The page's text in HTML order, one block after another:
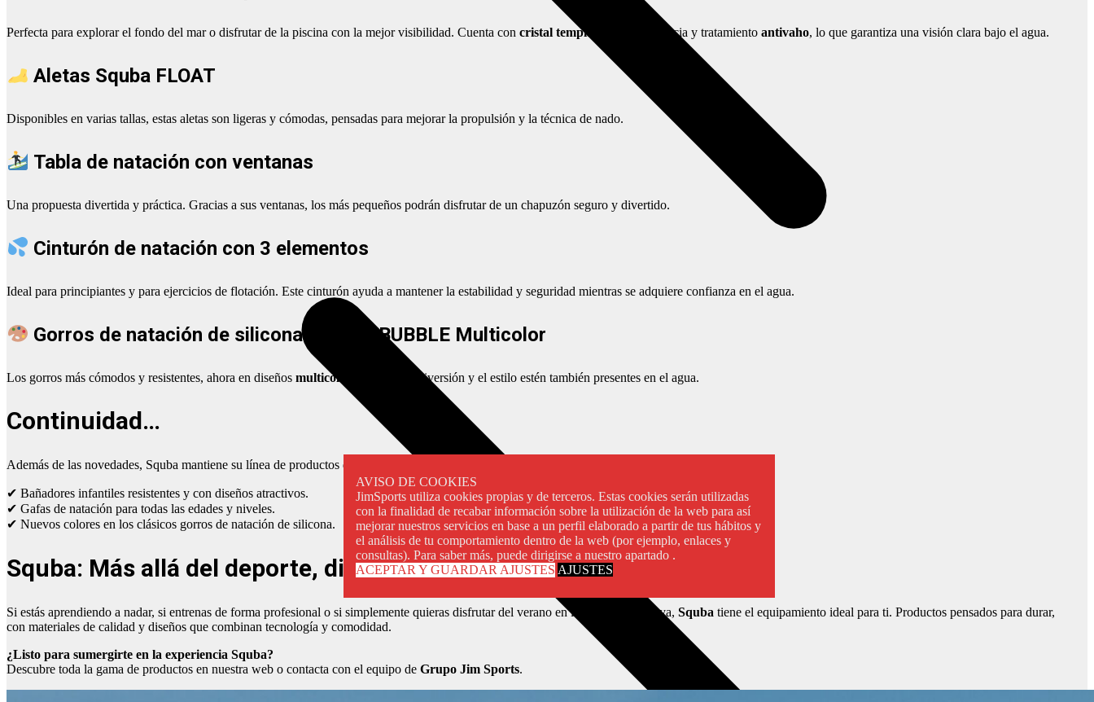
Perfecta para explorar el fondo del mar o disfrutar de la piscina con la mejor visibilidad. Cuenta con cristal templado , alta resistencia y tratamiento antivaho, lo que garantiza una visión clara bajo el agua.
Aletas Squba FLOAT
Disponibles en varias tallas, estas aletas son ligeras y cómodas, pensadas para mejorar la propulsión y la técnica de nado.
Tabla de natación con ventanas
Una propuesta divertida y práctica. Gracias a sus ventanas, los más pequeños podrán disfrutar de un chapuzón seguro y divertido.
Cinturón de natación con 3 elementos
Ideal para principiantes y para ejercicios de flotación. Este cinturón ayuda a mantener la estabilidad y seguridad mientras se adquiere confianza en el agua.
Gorros de natación de silicona modelo BUBBLE Multicolor
Los gorros más cómodos y resistentes, ahora en diseños multicolor , para que la diversión y el estilo estén también presentes en el agua.
Continuidad…
Además de las novedades, Squba mantiene su línea de productos de alta calidad:
✔ Bañadores infantiles resistentes y con diseños atractivos.
✔ Gafas de natación para todas las edades y niveles.
✔ Nuevos colores en los clásicos gorros de natación de silicona.
Squba: Más allá del deporte, diversión y seguridad en el agua
Si estás aprendiendo a nadar, si entrenas de forma profesional o si simplemente quieras disfrutar del verano en la piscina o la playa, Squba tiene el equipamiento ideal para ti. Productos pensados para durar,
con materiales de calidad y diseños que combinan tecnología y comodidad.
¿Listo para sumergirte en la experiencia Squba?
Descubre toda la gama de productos en nuestra web o contacta con el equipo de Grupo Jim Sports.
AVISO DE COOKIES
JimSports utiliza cookies propias y de terceros. Estas cookies serán utilizadas
con la finalidad de recabar información sobre la utilización de la web para así
mejorar nuestros servicios en base a un perfil elaborado a partir de tus hábitos y
el análisis de tu comportamiento dentro de la web (por ejemplo, enlaces y
consultas). Para saber más, puede dirigirse a nuestro apartado .
ACEPTAR Y GUARDAR AJUSTES AJUSTES